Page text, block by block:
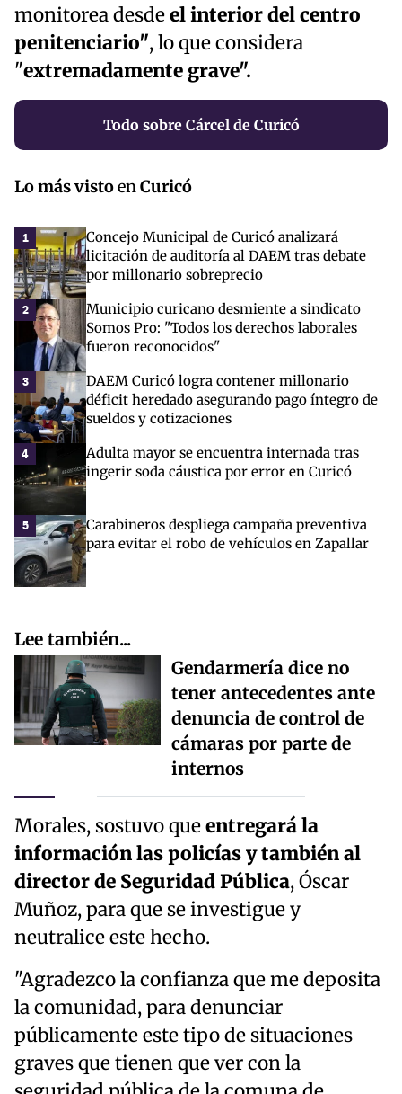
monitorea desdeel interior del centro
penitenciario", lo que considera
"extremadamente grave".
Todo sobre Cárcel de Curicó
Lo más vistoenCuricó
1
Concejo Municipal de Curicó analizará
licitación de auditoría al DAEM tras debate
por millonario sobreprecio
2
Municipio curicano desmiente a sindicato
Somos Pro: "Todos los derechos laborales
fueron reconocidos"
3
DAEM Curicó logra contener millonario
déficit heredado asegurando pago íntegro de
sueldos y cotizaciones
4
Adulta mayor se encuentra internada tras
ingerir soda cáustica por error en Curicó
5
Carabineros despliega campaña preventiva
para evitar el robo de vehículos en Zapallar
Lee también...
Gendarmería dice no
tener antecedentes ante
denuncia de control de
cámaras por parte de
internos
Morales, sostuvo queentregará la
información las policías y también al
director de Seguridad Pública, Óscar
Muñoz, para que se investigue y
neutralice este hecho.
"Agradezco la confianza que me deposita
la comunidad, para denunciar
públicamente este tipo de situaciones
graves que tienen que ver con la